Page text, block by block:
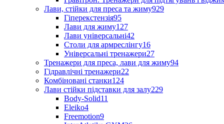
Лави, стійки для преса та жиму929
Гіперекстензія95
Лави для жиму127
Лави універсальні42
Столи для армреслінгу16
Універсальні тренажери27
Тренажери для преса, лави для жиму94
Гідравлічні тренажери22
Комбіновані станки124
Лави стійки підставки для залу229
Body-Solid11
Eleiko4
Freemotion9